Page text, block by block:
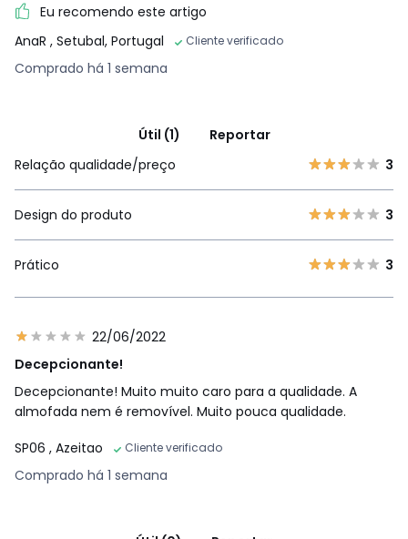
Eu recomendo este artigo
AnaR , Setubal, Portugal Cliente verificado
Comprado há 1 semana
Útil (1)
Reportar
Relação qualidade/preço
3
Design do produto 3
Prático 3
22/06/2022
Decepcionante!
Decepcionante! Muito muito caro para a qualidade. A
almofada nem é removível. Muito pouca qualidade.
SP06 , Azeitao Cliente verificado
Comprado há 1 semana